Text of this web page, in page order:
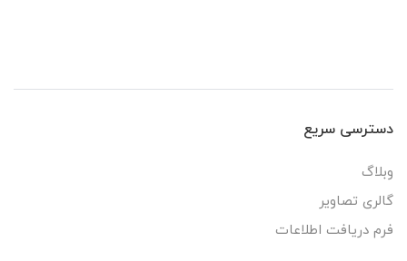
دسترسی سریع
وبلاگ
گالری تصاویر
فرم دریافت اطلاعات